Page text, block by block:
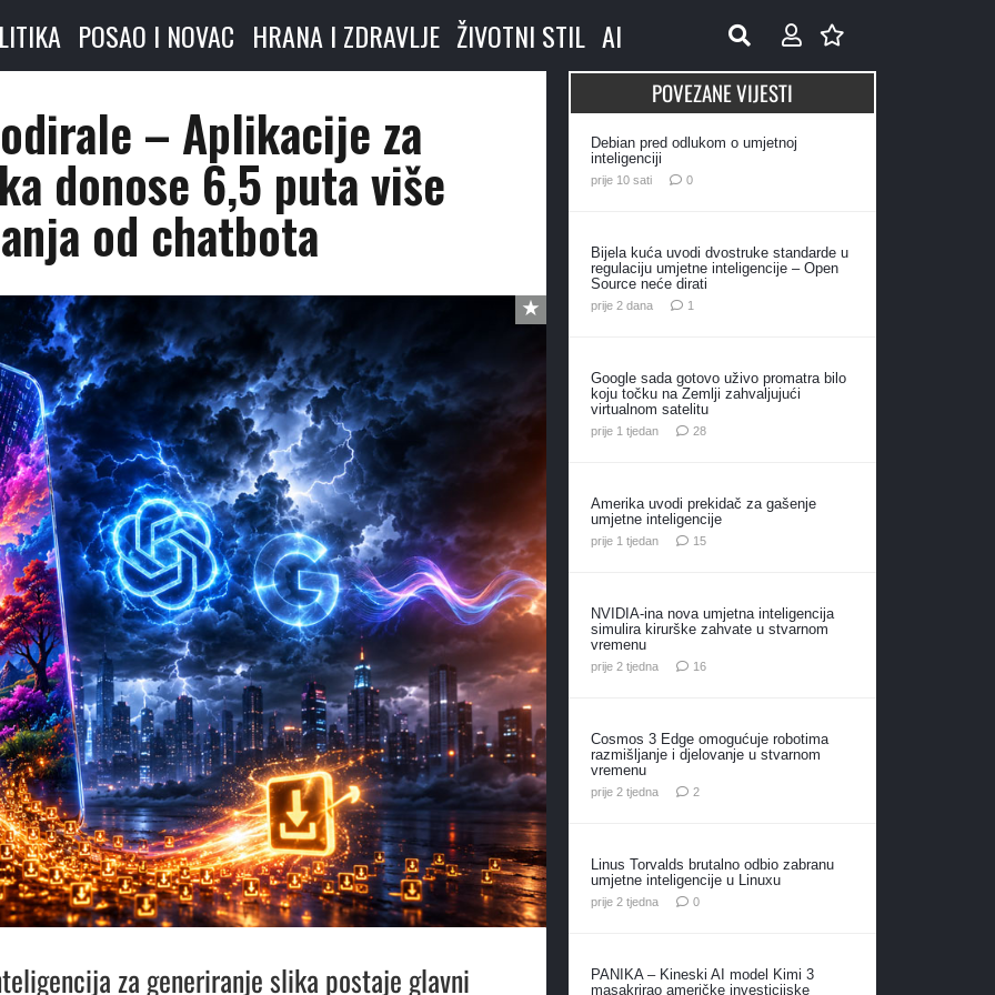
POSAO I NOVAC HRANA I ZDRAVLJE ŽIVOTNI STIL AI
– Aplikacije za
donose 6,5 puta više
od chatbota
za generiranje slika postaje glavni
POVEZANE VIJESTI
Debian pred odlukom o umjetnoj
inteligenciji
prije 10 sati 0
Bijela kuća uvodi dvostruke standarde u
regulaciju umjetne inteligencije – Open
Source neće dirati
prije 2 dana 1
Google sada gotovo uživo promatra bilo
koju točku na Zemlji zahvaljujući
virtualnom satelitu
prije 1 tjedan 28komentara
Amerika uvodi prekidač za gašenje
umjetne inteligencije
prije 1 tjedan 15komentara
NVIDIA-ina nova umjetna inteligencija
simulira kirurške zahvate u stvarnom
vremenu
prije 2 tjedna 16komentara
Cosmos 3 Edge omogućuje robotima
razmišljanje i djelovanje u stvarnom
vremenu
prije 2 tjedna 2komentara
Linus Torvalds brutalno odbio zabranu
umjetne inteligencije u Linuxu
prije 2 tjedna 0
PANIKA – Kineski AI model Kimi 3
masakrirao američke investicijske